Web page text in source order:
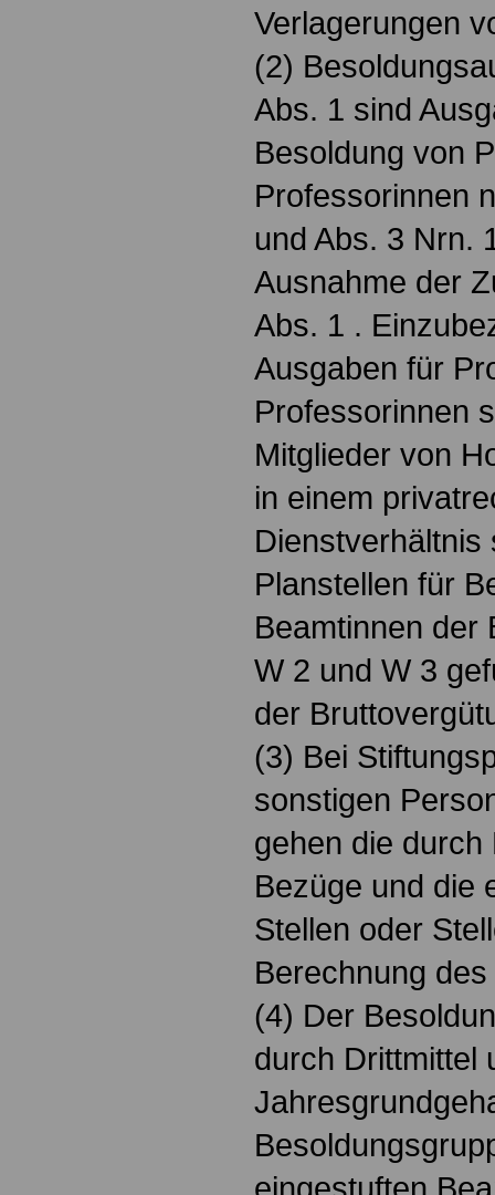
Verlagerungen
(2)
Abs. 1 sind
Besoldung von
Professorinnen
und Abs. 3 Nrn.
Ausnahme der
Abs. 1 .
Ausgaben für
Professorinnen
Mitglieder von
in einem
Dienstverhältnis
Planstellen für
Beamtinnen der
W 2 und W 3
der
(3) Bei
sonstigen
gehen die durch
Bezüge und die
Stellen oder
Berechnung
(4) Der
durch Drittmittel